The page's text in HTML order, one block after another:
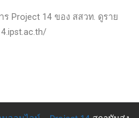
Project 14 ของ สสวท. ดูราย